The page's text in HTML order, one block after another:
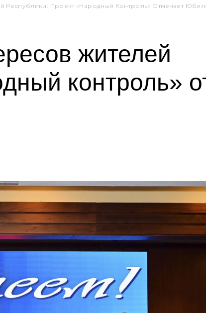
Республики: Проект «Народный Контроль» Отмечает
жителей
контроль»